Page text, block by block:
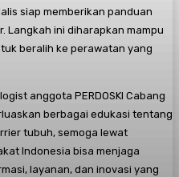
siap memberikan panduan
Langkah ini diharapkan mampu
beralih ke perawatan yang
anggota PERDOSKI Cabang
berbagai edukasi tentang
tubuh, semoga lewat
Indonesia bisa menjaga
layanan, dan inovasi yang